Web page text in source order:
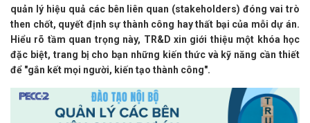
quản lý hiệu quả các bên liên quan (stakeholders) đóng vai trò
then chốt, quyết định sự thành công hay thất bại của mỗi dự án.
Hiểu rõ tầm quan trọng này, TR&D xin giới thiệu một khóa học
đặc biệt, trang bị cho bạn những kiến thức và kỹ năng cần thiết
để "gắn kết mọi người, kiến tạo thành công".